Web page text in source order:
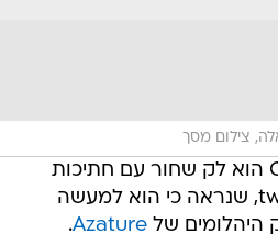
צילום מסך
חידוש נוסף מבית Ciate הוא לק שחור עם חתיכות
זהב העונה לשם twilight, שנראה כי הוא למעשה
היהלומים שלAzature
.